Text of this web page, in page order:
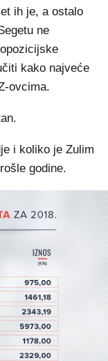
ih je, a ostalo
ne
kako najveće
ovcima.
i koliko je Zulim
godine.